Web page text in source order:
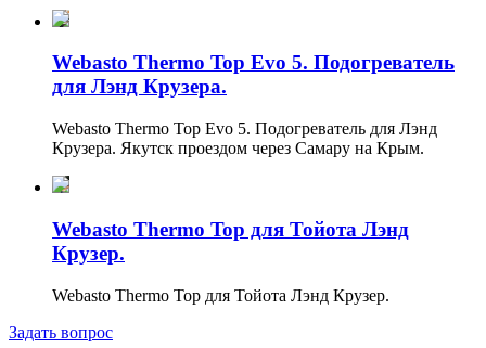
Webasto Thermo Top Evo 5. Подогреватель
для Лэнд Крузера.
Webasto Thermo Top Evo 5. Подогреватель для Лэнд
Крузера. Якутск проездом через Самару на Крым.
Webasto Thermo Top для Тойота Лэнд
Крузер.
Webasto Thermo Top для Тойота Лэнд Крузер.
Задать вопрос